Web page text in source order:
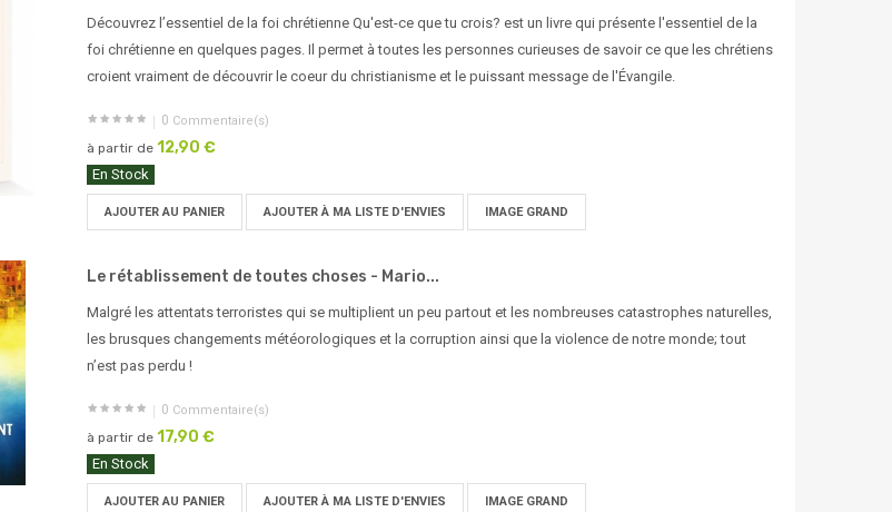
Découvrez l’essentiel de la foi chrétienne Qu'est-ce que tu crois? est un livre qui présente l'essentiel de la
foi chrétienne en quelques pages. Il permet à toutes les personnes curieuses de savoir ce que les chrétiens
croient vraiment de découvrir le coeur du christianisme et le puissant message de l'Évangile.
0 Commentaire(s)
à partir de 12,90 €
En Stock
AJOUTER AU PANIER AJOUTER À MA LISTE D'ENVIES IMAGE GRAND
Le rétablissement de toutes choses - Mario...
Malgré les attentats terroristes qui se multiplient un peu partout et les nombreuses catastrophes naturelles,
les brusques changements météorologiques et la corruption ainsi que la violence de notre monde; tout
n’est pas perdu !
0 Commentaire(s)
à partir de 17,90 €
En Stock
AJOUTER AU PANIER AJOUTER À MA LISTE D'ENVIES IMAGE GRAND